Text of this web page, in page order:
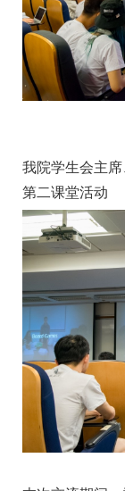
我院学生会主
第二课堂活动